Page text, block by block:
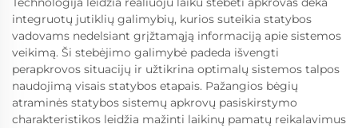
integruotų jutiklių galimybių, kurios suteikia statybos
vadovams nedelsiant grįžtamąją informaciją apie sistemos
veikimą. Ši stebėjimo galimybė padeda išvengti
perapkrovos situacijų ir užtikrina optimalų sistemos talpos
naudojimą visais statybos etapais. Pažangios bėgių
atraminės statybos sistemų apkrovų pasiskirstymo
charakteristikos leidžia mažinti laikinų pamatų reikalavimus